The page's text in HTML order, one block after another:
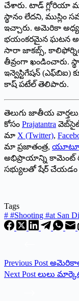
చేశారు. టాడ్ గ్లోరియా
స్థానం లేదని, ముస్లిం
ఇచ్చారు. అమెరికా
భయంకరమైన ఘటన అని
సారా జాకబ్స్,
తీవ్రంగా ఖండించారు.
ఇన్వెస్టిగేషన్ (ఎఫ్‌బిఐ)
కాష్ పటేల్ తెలిపారు.
తెలుగు జాతీయ
కోసం Prajatantra
మా X (Twitter),
మా ప్రజాతంత్ర,
అభిప్రాయాన్ని కామెంట్
సభ్యులతో షేర్ చేయడం
Tags
# #Shooting #at San
Previous Post
Next Post లులు